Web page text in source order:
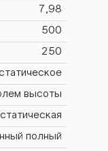
7,98
500
250
высоты
полный